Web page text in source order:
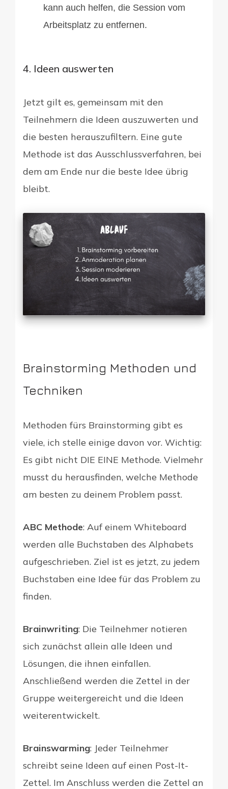
kann auch helfen, die Session vom
Arbeitsplatz zu entfernen.
4. Ideen auswerten
Jetzt gilt es, gemeinsam mit den
Teilnehmern die Ideen auszuwerten und
die besten herauszufiltern. Eine gute
Methode ist das Ausschlussverfahren, bei
dem am Ende nur die beste Idee übrig
bleibt.
Brainstorming Methoden und
Techniken
Methoden fürs Brainstorming gibt es
viele, ich stelle einige davon vor. Wichtig:
Es gibt nicht DIE EINE Methode. Vielmehr
musst du herausfinden, welche Methode
am besten zu deinem Problem passt.
ABC Methode: Auf einem Whiteboard
werden alle Buchstaben des Alphabets
aufgeschrieben. Ziel ist es jetzt, zu jedem
Buchstaben eine Idee für das Problem zu
finden.
Brainwriting: Die Teilnehmer notieren
sich zunächst allein alle Ideen und
Lösungen, die ihnen einfallen.
Anschließend werden die Zettel in der
Gruppe weitergereicht und die Ideen
weiterentwickelt.
Brainswarming: Jeder Teilnehmer
schreibt seine Ideen auf einen Post-It-
Zettel. Im Anschluss werden die Zettel an